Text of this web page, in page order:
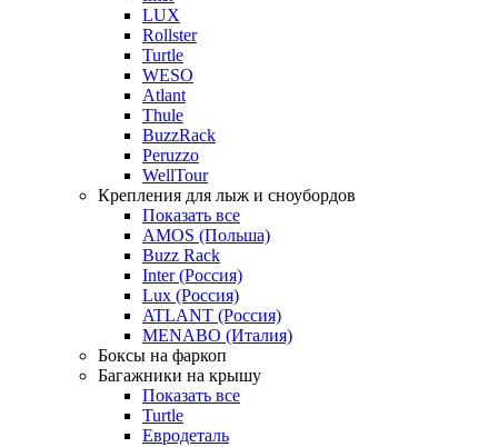
LUX
Rollster
Turtle
WESO
Atlant
Thule
BuzzRack
Peruzzo
WellTour
Крепления для лыж и сноубордов
Показать все
AMOS (Польша)
Buzz Rack
Inter (Россия)
Lux (Россия)
ATLANT (Россия)
MENABO (Италия)
Боксы на фаркоп
Багажники на крышу
Показать все
Turtle
Евродеталь